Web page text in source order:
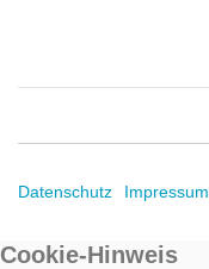
Datenschutz Impressum
Cookie-Hinweis